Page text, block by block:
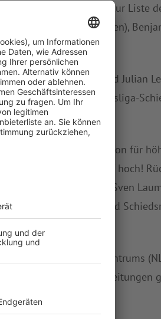
Küps) zählt fortan zur Liste
Eßberger (SV Wallkofen),
Zamdorf München) und Julian
zum Kreis der Landesliga-
veröffentlicht werden.
der vergangenen Saison für
Deswegen: Kopf hoch!
Sven
Schiedsrichterinnen und
Nachwuchsleistungszentrums
gezielt bei ihren Spielleitungen